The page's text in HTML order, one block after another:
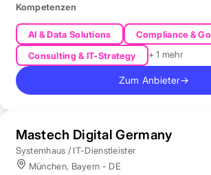
Kompetenzen
AI & Data Solutions
Compliance &
Consulting & IT-Strategy
+ 1 mehr
Zum Anbieter→
Mastech Digital Germany
Systemhaus / IT-Dienstleister
München, Bayern - DE